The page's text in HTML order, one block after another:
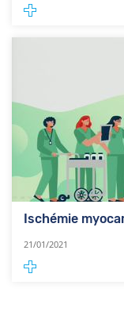
Ischémie
21/01/2021